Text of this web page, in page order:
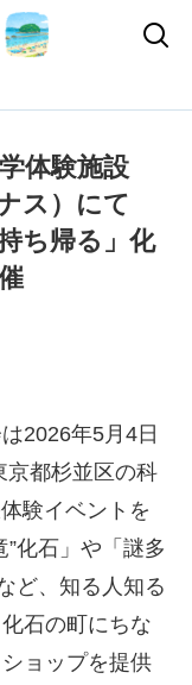
体験施設
ス）にて
ち帰る」化
2026年5月4日
京都杉並区の科
験イベントを
化石」や「謎多
ど、知る人知る
石の町にちな
ョップを提供